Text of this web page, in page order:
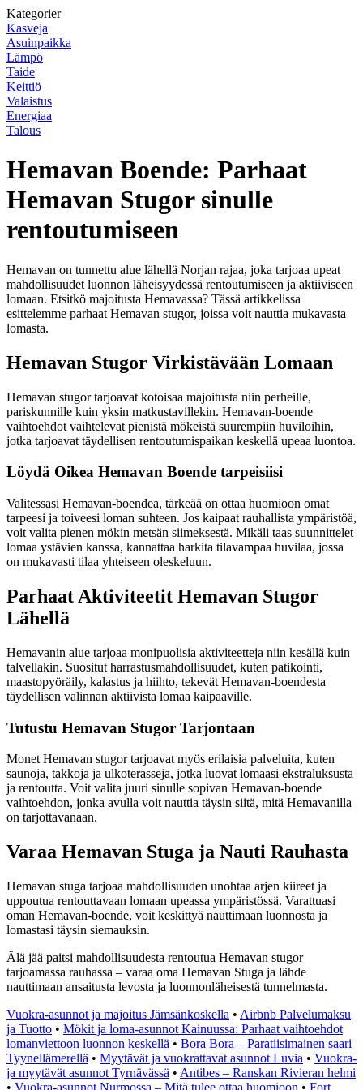
Kategorier
Kasveja
Asuinpaikka
Lämpö
Taide
Keittiö
Valaistus
Energiaa
Talous
Hemavan Boende: Parhaat
Hemavan Stugor sinulle
rentoutumiseen
Hemavan on tunnettu alue lähellä Norjan rajaa, joka tarjoaa upeat
mahdollisuudet luonnon läheisyydessä rentoutumiseen ja aktiiviseen
lomaan. Etsitkö majoitusta Hemavassa? Tässä artikkelissa
esittelemme parhaat Hemavan stugor, joissa voit nauttia mukavasta
lomasta.
Hemavan Stugor Virkistävään Lomaan
Hemavan stugor tarjoavat kotoisaa majoitusta niin perheille,
pariskunnille kuin yksin matkustavillekin. Hemavan-boende
vaihtoehdot vaihtelevat pienistä mökeistä suurempiin huviloihin,
jotka tarjoavat täydellisen rentoutumispaikan keskellä upeaa luontoa.
Löydä Oikea Hemavan Boende tarpeisiisi
Valitessasi Hemavan-boendea, tärkeää on ottaa huomioon omat
tarpeesi ja toiveesi loman suhteen. Jos kaipaat rauhallista ympäristöä,
voit valita pienen mökin metsän siimeksestä. Mikäli taas suunnittelet
lomaa ystävien kanssa, kannattaa harkita tilavampaa huvilaa, jossa
on mukavasti tilaa yhteiseen oleskeluun.
Parhaat Aktiviteetit Hemavan Stugor
Lähellä
Hemavanin alue tarjoaa monipuolisia aktiviteetteja niin kesällä kuin
talvellakin. Suositut harrastusmahdollisuudet, kuten patikointi,
maastopyöräily, kalastus ja hiihto, tekevät Hemavan-boendesta
täydellisen valinnan aktiivista lomaa kaipaaville.
Tutustu Hemavan Stugor Tarjontaan
Monet Hemavan stugor tarjoavat myös erilaisia palveluita, kuten
saunoja, takkoja ja ulkoterasseja, jotka luovat lomaasi ekstraluksusta
ja rentoutta. Voit valita juuri sinulle sopivan Hemavan-boende
vaihtoehdon, jonka avulla voit nauttia täysin siitä, mitä Hemavanilla
on tarjottavanaan.
Varaa Hemavan Stuga ja Nauti Rauhasta
Hemavan stuga tarjoaa mahdollisuuden unohtaa arjen kiireet ja
uppoutua rentouttavaan lomaan upeassa ympäristössä. Varattuasi
oman Hemavan-boende, voit keskittyä nauttimaan luonnosta ja
lomastasi täysin siemauksin.
Älä jää paitsi mahdollisuudesta rentoutua Hemavan stugor
tarjoamassa rauhassa – varaa oma Hemavan Stuga ja lähde
nauttimaan ansaitusta levosta ja luonnonläheisestä tunnelmasta.
Vuokra-asunnot ja majoitus Jämsänkoskella • Airbnb Palvelumaksu
ja Tuotto • Mökit ja loma-asunnot Kainuussa: Parhaat vaihtoehdot
lomanviettoon luonnon keskellä • Bora Bora – Paratiisimainen saari
Tyynellämerellä • Myytävät ja vuokrattavat asunnot Luvia • Vuokra-
ja myytävät asunnot Tyrnävässä • Antibes – Ranskan Rivieran helmi